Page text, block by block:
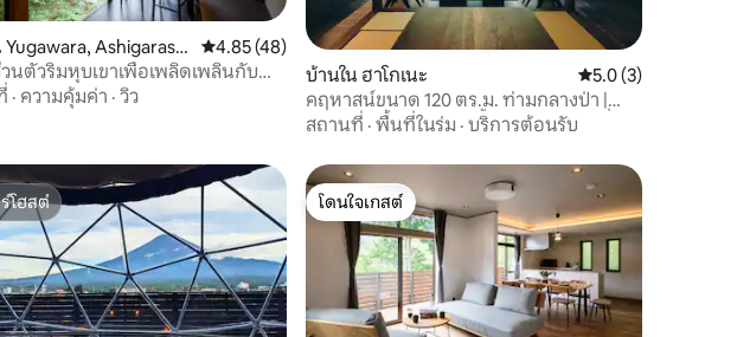
5, 17 รีวิวAshigarashi
คะแนนเฉลี่ย 4.85 จาก 5, 48 รีวิว
4.85 (48)
นตัวริมหุบเขาเพื่อเพลิดเพลินกับ
ติของโอโยคาวาระพร้อมซาวน่าแบบ
· ความคุ้มค่า · วิว
บ้านใน ฮาโกเนะ คะแนนเฉลี่ย 5.0 จา
5.0 (3)
คฤหาสน์ขนาด 120 ตร.ม. ท่ามกลางป่า |
ศิลปะ ซาวน่า อ่างอาบน้ำกลางแจ้งแบบกึ่ง
สถานที่ · พื้นที่ในร่ม · บริการต้อนรับ
โฮสต์
โฮสต์
โดนใจเกสต์
โดนใจเกสต์